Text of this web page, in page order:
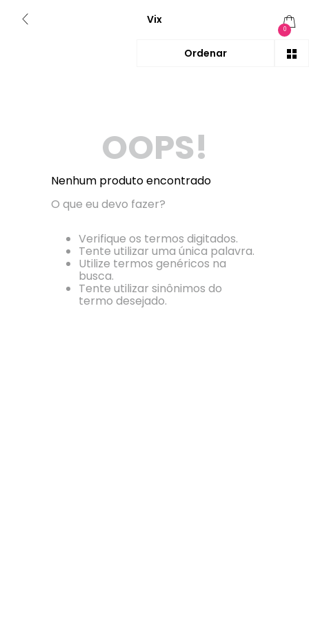
Vix
0
OOPS!
Nenhum produto encontrado
O que eu devo fazer?
Verifique os termos digitados.
Tente utilizar uma única palavra.
Utilize termos genéricos na
busca.
Tente utilizar sinônimos do
termo desejado.